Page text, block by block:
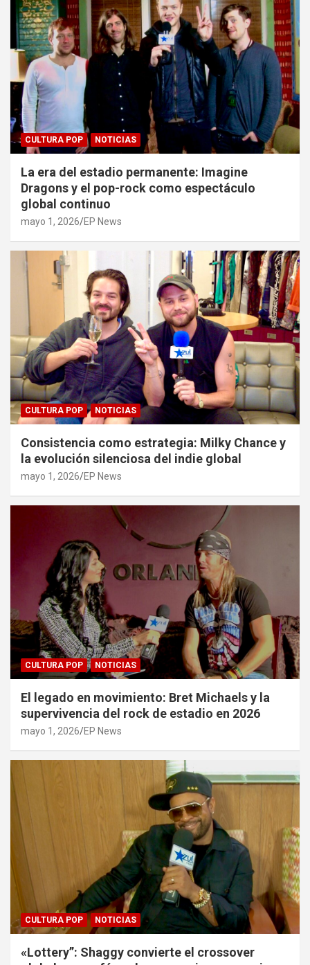
CULTURA POP NOTICIAS
La era del estadio permanente: Imagine
Dragons y el pop-rock como espectáculo
global continuo
mayo 1, 2026 EP News
CULTURA POP NOTICIAS
Consistencia como estrategia: Milky Chance y
la evolución silenciosa del indie global
mayo 1, 2026 EP News
CULTURA POP NOTICIAS
El legado en movimiento: Bret Michaels y la
supervivencia del rock de estadio en 2026
mayo 1, 2026 EP News
CULTURA POP NOTICIAS
«Lottery”: Shaggy convierte el crossover